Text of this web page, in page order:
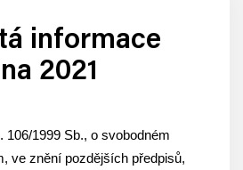
informace
2021
106/1999 Sb., o svobodném
ve znění pozdějších předpisů,